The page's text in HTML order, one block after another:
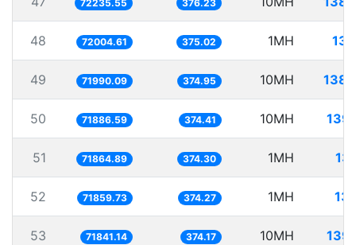
72235.55 376.23
48 72004.61 375.02 1MH
49 71990.09 374.95 10MH
50 71886.59 374.41 10MH
51 71864.89 374.30 1MH
52 71859.73 374.27 1MH
53 71841.14 374.17 10MH